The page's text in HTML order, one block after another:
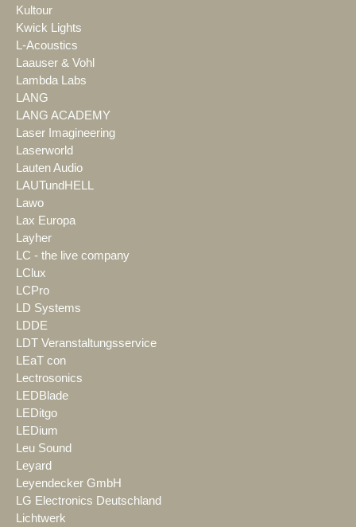
Kultour
Kwick Lights
L-Acoustics
Laauser & Vohl
Lambda Labs
LANG
LANG ACADEMY
Laser Imagineering
Laserworld
Lauten Audio
LAUTundHELL
Lawo
Lax Europa
Layher
LC - the live company
LClux
LCPro
LD Systems
LDDE
LDT Veranstaltungsservice
LEaT con
Lectrosonics
LEDBlade
LEDitgo
LEDium
Leu Sound
Leyard
Leyendecker GmbH
LG Electronics Deutschland
Lichtwerk